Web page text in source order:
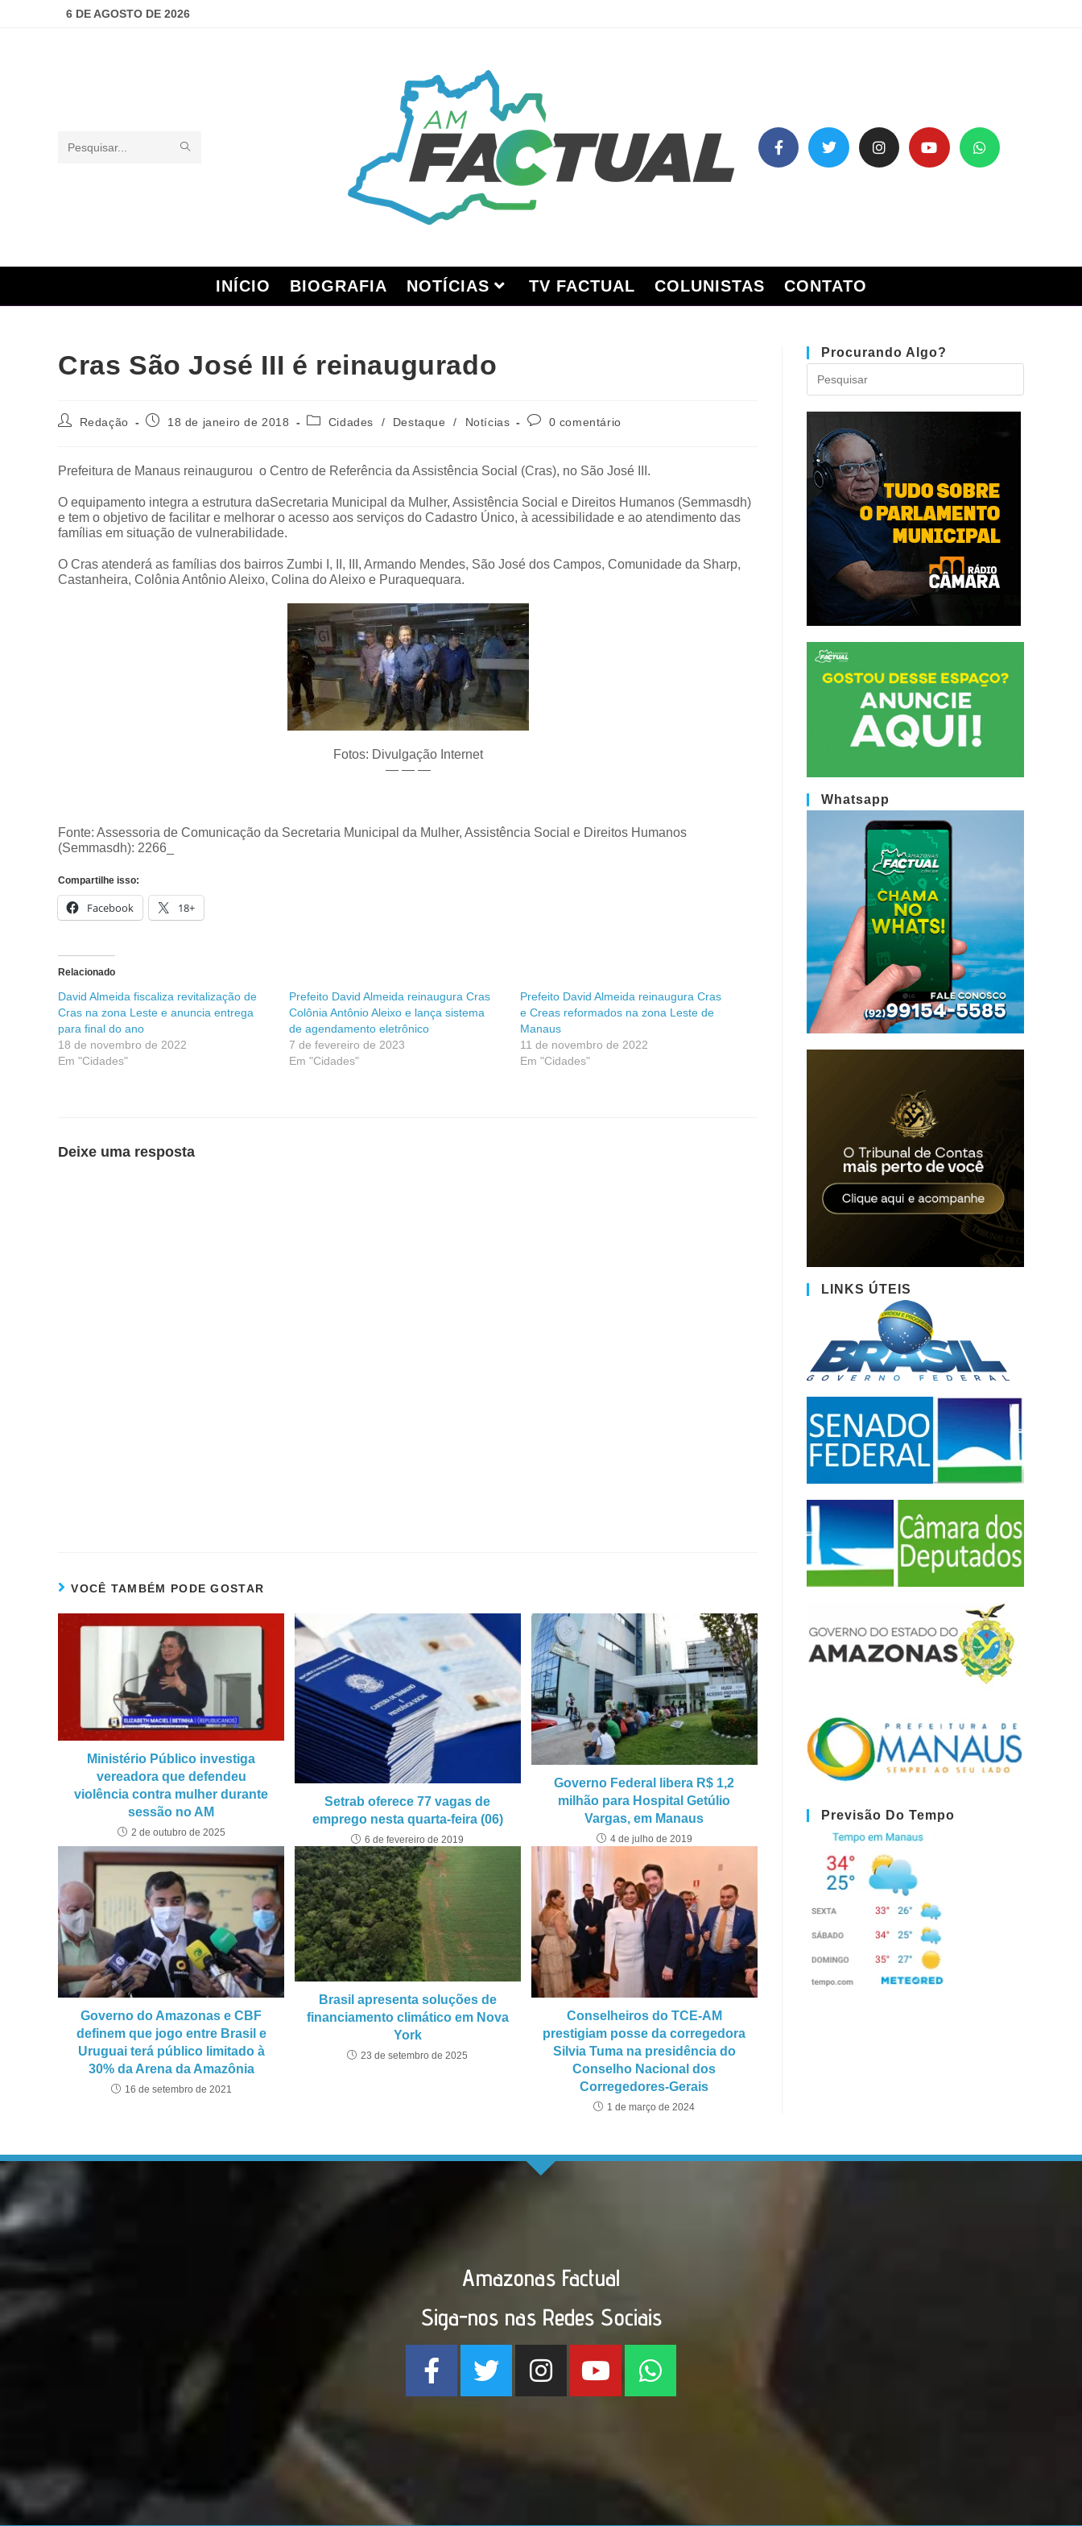
6 DE AGOSTO DE 2026
Pesquisar
INÍCIO BIOGRAFIA NOTÍCIAS TV FACTUAL COLUNISTAS CONTATO
Cras São José III é reinaugurado
Redação 18 de janeiro de 2018 Cidades / Destaque / Notícias 0 comentário
Prefeitura de Manaus reinaugurou o Centro de Referência da Assistência Social (Cras), no São José III.
O equipamento integra a estrutura daSecretaria Municipal da Mulher, Assistência Social e Direitos Humanos (Semmasdh)
e tem o objetivo de facilitar e melhorar o acesso aos serviços do Cadastro Único, à acessibilidade e ao atendimento das
famílias em situação de vulnerabilidade.
O Cras atenderá as famílias dos bairros Zumbi I, II, III, Armando Mendes, São José dos Campos, Comunidade da Sharp,
Castanheira, Colônia Antônio Aleixo, Colina do Aleixo e Puraquequara.
Fotos: Divulgação Internet
— — —
Fonte: Assessoria de Comunicação da Secretaria Municipal da Mulher, Assistência Social e Direitos Humanos
(Semmasdh): 2266_
Compartilhe isso:
Facebook 18+
Relacionado
David Almeida fiscaliza revitalização de
Cras na zona Leste e anuncia entrega
para final do ano
18 de novembro de 2022
Em "Cidades"
Prefeito David Almeida reinaugura Cras
Colônia Antônio Aleixo e lança sistema
de agendamento eletrônico
7 de fevereiro de 2023
Em "Cidades"
Prefeito David Almeida reinaugura Cras
e Creas reformados na zona Leste de
Manaus
11 de novembro de 2022
Em "Cidades"
Deixe uma resposta
VOCÊ TAMBÉM PODE GOSTAR
Ministério Público investiga
vereadora que defendeu
violência contra mulher durante
sessão no AM
2 de outubro de 2025
Setrab oferece 77 vagas de
emprego nesta quarta-feira (06)
6 de fevereiro de 2019
Governo Federal libera R$ 1,2
milhão para Hospital Getúlio
Vargas, em Manaus
4 de julho de 2019
Governo do Amazonas e CBF
definem que jogo entre Brasil e
Uruguai terá público limitado à
30% da Arena da Amazônia
16 de setembro de 2021
Brasil apresenta soluções de
financiamento climático em Nova
York
23 de setembro de 2025
Conselheiros do TCE-AM
prestigiam posse da corregedora
Silvia Tuma na presidência do
Conselho Nacional dos
Corregedores-Gerais
1 de março de 2024
Procurando Algo?
Whatsapp
LINKS ÚTEIS
Previsão Do Tempo
Amazonas Factual
Siga-nos nas Redes Sociais